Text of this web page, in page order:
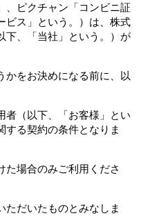
、ピクチャン「コンビニ証
ビス」という。）は、株式
下、「当社」という。）が
かをお決めになる前に、以
者（以下、「お客様」とい
する契約の条件となりま
た場合のみご利用くださ
ただいたものとみなしま